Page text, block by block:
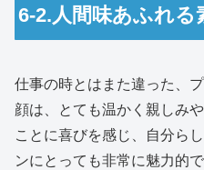
6-2.人間味あふれる
仕事の時とはまた違った、
顔は、とても温かく親しみ
ことに喜びを感じ、自分ら
ンにとっても非常に魅力的